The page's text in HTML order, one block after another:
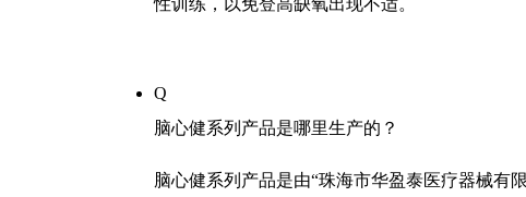
性训练，以免登高缺氧出现不适。
Q
脑心健系列产品是哪里生产的？
脑心健系列产品是由“珠海市华盈泰医疗器械有